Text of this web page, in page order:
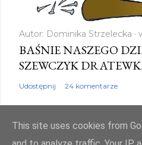
Autor: Dominika Strzelecka
BAŚNIE NASZEGO
SZEWCZYK
Udostępnij 24 komentarze
This site uses cookies from